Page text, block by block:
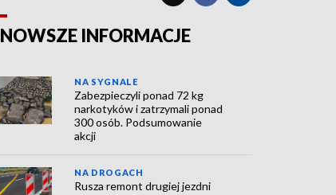
INFORMACJE
NA SYGNALE
Zabezpieczyli ponad 72 kg
narkotyków i zatrzymali ponad
300 osób. Podsumowanie
akcji
NA DROGACH
Rusza remont drugiej jezdni